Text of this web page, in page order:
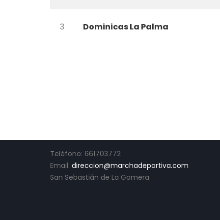
3 Dominicas La Palma
Teléfono: 661703772
Email: direccion@marchadeportiva.com
San Sebastián de La Gomera